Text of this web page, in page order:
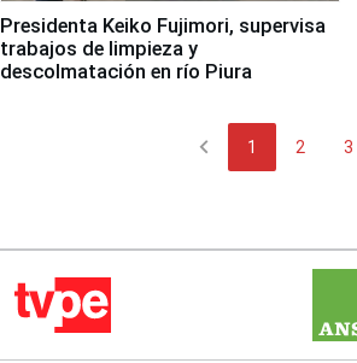
Presidenta Keiko Fujimori, supervisa
trabajos de limpieza y
descolmatación en río Piura
chevron_left 1 2 3